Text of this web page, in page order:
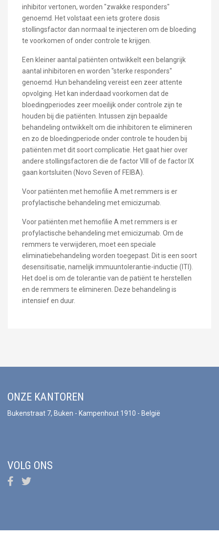
inhibitor vertonen, worden "zwakke responders"
genoemd. Het volstaat een iets grotere dosis
stollingsfactor dan normaal te injecteren om de bloeding
te voorkomen of onder controle te krijgen.
Een kleiner aantal patiënten ontwikkelt een belangrijk
aantal inhibitoren en worden "sterke responders"
genoemd. Hun behandeling vereist een zeer attente
opvolging. Het kan inderdaad voorkomen dat de
bloedingperiodes zeer moeilijk onder controle zijn te
houden bij die patiënten. Intussen zijn bepaalde
behandeling ontwikkelt om die inhibitoren te elimineren
en zo de bloedingperiode onder controle te houden bij
patiënten met dit soort complicatie. Het gaat hier over
andere stollingsfactoren die de factor VIII of de factor IX
gaan kortsluiten (Novo Seven of FEIBA).
Voor patiënten met hemofilie A met remmers is er
profylactische behandeling met emicizumab.
Voor patiënten met hemofilie A met remmers is er
profylactische behandeling met emicizumab. Om de
remmers te verwijderen, moet een speciale
eliminatiebehandeling worden toegepast. Dit is een soort
desensitisatie, namelijk immuuntolerantie-inductie (ITI).
Het doel is om de tolerantie van de patiënt te herstellen
en de remmers te elimineren. Deze behandeling is
intensief en duur.
ONZE KANTOREN
Bukenstraat 7, Buken - Kampenhout 1910 - België
VOLG ONS